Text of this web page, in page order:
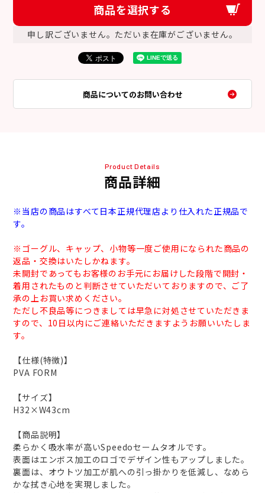
商品を選択する
申し訳ございません。ただいま在庫がございません。
商品についてのお問い合わせ
Product Details
商品詳細
※当店の商品はすべて日本正規代理店より仕入れた正規品で
す。
※ゴーグル、キャップ、小物等一度ご使用になられた商品の
返品・交換はいたしかねます。
未開封であってもお客様のお手元にお届けした段階で開封・
着用されたものと判断させていただいておりますので、ご了
承の上お買い求めください。
ただし不良品等につきましては早急に対処させていただきま
すので、10日以内にご連絡いただきますようお願いいたしま
す。
【仕様(特徴)】
PVA FORM
【サイズ】
H32×W43cm
【商品説明】
柔らかく吸水率が高いSpeedoセームタオルです。
表面はエンボス加工のロゴでデザイン性もアップしました。
裏面は、オウトツ加工が肌への引っ掛かりを低減し、なめら
かな拭き心地を実現しました。